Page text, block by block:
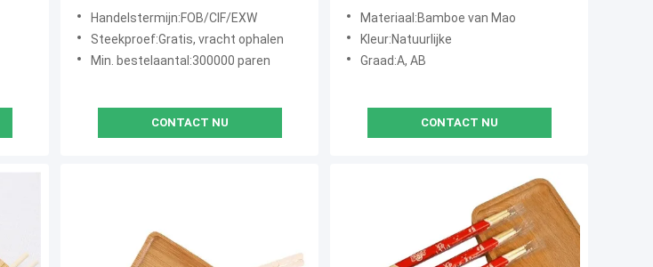
Made from 100% Natural Moso
Bamboo with A+ Grade Quality for
Restaurants and Hotels
Handelstermijn:FOB/CIF/EXW
Steekproef:Gratis, vracht ophalen
Min. bestelaantal:300000 paren
CONTACT NU
restaurants en hotels
Materiaal:Bamboe van Mao
Kleur:Natuurlijke
Graad:A, AB
CONTACT NU